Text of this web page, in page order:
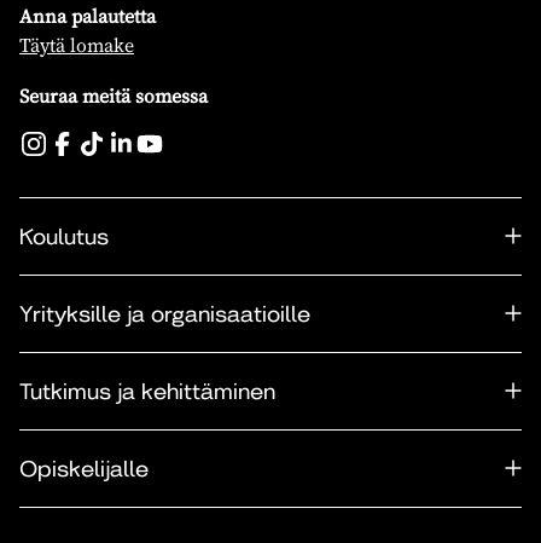
Anna palautetta
Täytä lomake
Seuraa meitä somessa
Koulutus
Yrityksille ja organisaatioille
Tutkimus ja kehittäminen
Opiskelijalle